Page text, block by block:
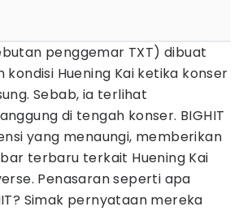
penggemar TXT) dibuat
Huening Kai ketika konser
Sebab, ia terlihat
di tengah konser. BIGHIT
yang menaungi, memberikan
terbaru terkait Huening Kai
Penasaran seperti apa
Simak pernyataan mereka